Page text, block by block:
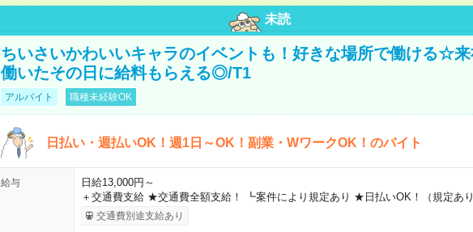
未読
ちいさいかわいいキャラのイベントも！好きな場所で働ける☆来
働いたその日に給料もらえる◎/T1
アルバイト 職種未経験OK
日払い・週払いOK！週1日～OK！副業・WワークOK！のバイト
給与
日給13,000円～
＋交通費支給 ★交通費全額支給！ ┗案件により規定あり ★日払いOK！（規定あ
交通費別途支給あり